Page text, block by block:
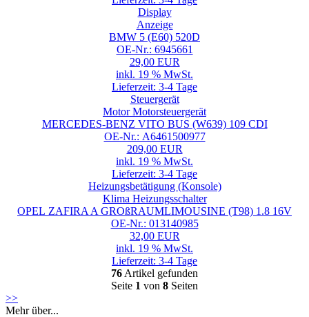
Display
Anzeige
BMW 5 (E60) 520D
OE-Nr.: 6945661
29,00 EUR
inkl. 19 % MwSt.
Lieferzeit: 3-4 Tage
Steuergerät
Motor Motorsteuergerät
MERCEDES-BENZ VITO BUS (W639) 109 CDI
OE-Nr.: A6461500977
209,00 EUR
inkl. 19 % MwSt.
Lieferzeit: 3-4 Tage
Heizungsbetätigung (Konsole)
Klima Heizungsschalter
OPEL ZAFIRA A GROßRAUMLIMOUSINE (T98) 1.8 16V
OE-Nr.: 013140985
32,00 EUR
inkl. 19 % MwSt.
Lieferzeit: 3-4 Tage
76 Artikel gefunden
Seite 1 von 8 Seiten
>>
Mehr über...